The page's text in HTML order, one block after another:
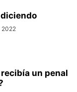
2022
un penal